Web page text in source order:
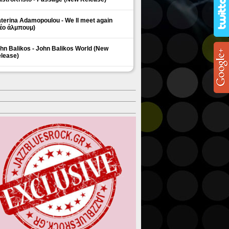
Adamopoulou - We ll meet again
άλμπουμ)
Balikos - John Balikos World (New